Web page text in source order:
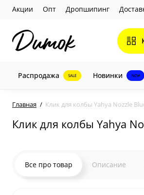
Акции Опт Дропшипинг
Распродажа SALE Новинки NEW
Главная Клик для колбы Yahya Nozzle
Клик для колбы Yahya
Все про товар Описание